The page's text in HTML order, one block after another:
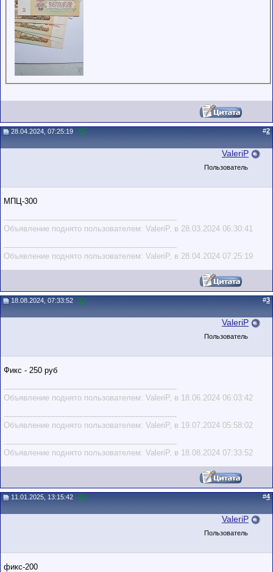
28.04.2024, 07:25:19 #2
ValeriP
Пользователь
МПЦ-300
-----------------------------------------------------------------------
Объявление поднято пользователем: ValeriP, в 28.03.2024 06:30:41
-----------------------------------------------------------------------
Объявление поднято пользователем: ValeriP, в 28.04.2024 07:25:19
18.08.2024, 07:33:52 #3
ValeriP
Пользователь
Фикс - 250 руб
-----------------------------------------------------------------------
Объявление поднято пользователем: ValeriP, в 18.06.2024 06:03:42
-----------------------------------------------------------------------
Объявление поднято пользователем: ValeriP, в 19.07.2024 05:58:02
-----------------------------------------------------------------------
Объявление поднято пользователем: ValeriP, в 18.08.2024 07:33:52
11.01.2025, 13:15:42 #4
ValeriP
Пользователь
фикс-200